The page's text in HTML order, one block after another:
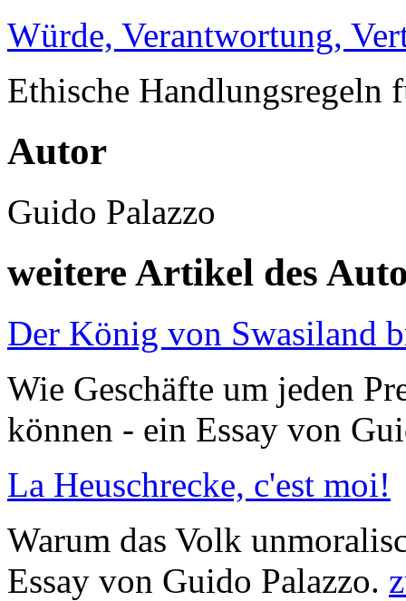
Würde, Verantwortung,
Ethische Handlungsregeln
Autor
Guido Palazzo
weitere Artikel des
Der König von Swasiland
Wie Geschäfte um jeden
können - ein Essay von
La Heuschrecke, c'est moi!
Warum das Volk
Essay von Guido Palazzo.